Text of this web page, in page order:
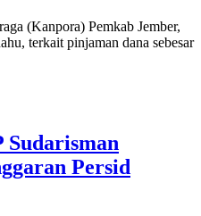
(Kanpora) Pemkab Jember,
terkait pinjaman dana sebesar
Persid